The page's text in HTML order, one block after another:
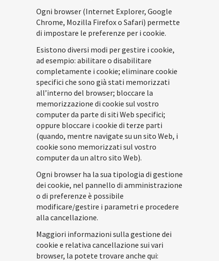
Ogni browser (Internet Explorer, Google
Chrome, Mozilla Firefox o Safari) permette
di impostare le preferenze per i cookie.
Esistono diversi modi per gestire i cookie,
ad esempio: abilitare o disabilitare
completamente i cookie; eliminare cookie
specifici che sono già stati memorizzati
all’interno del browser; bloccare la
memorizzazione di cookie sul vostro
computer da parte di siti Web specifici;
oppure bloccare i cookie di terze parti
(quando, mentre navigate su un sito Web, i
cookie sono memorizzati sul vostro
computer da un altro sito Web).
Ogni browser ha la sua tipologia di gestione
dei cookie, nel pannello di amministrazione
o di preferenze è possibile
modificare/gestire i parametri e procedere
alla cancellazione.
Maggiori informazioni sulla gestione dei
cookie e relativa cancellazione sui vari
browser, la potete trovare anche qui: